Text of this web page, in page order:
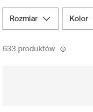
MOS MOSH, od
który oferuje
bezproblemowe zakupy.
rozmiar kolor
633 produktów